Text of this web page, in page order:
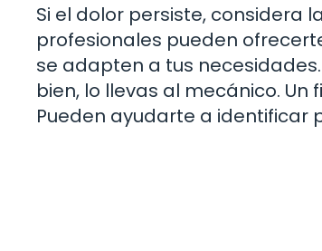
Si el dolor persiste, considera
profesionales pueden
se adapten a tus
bien, lo llevas al mecánico.
Pueden ayudarte a identificar